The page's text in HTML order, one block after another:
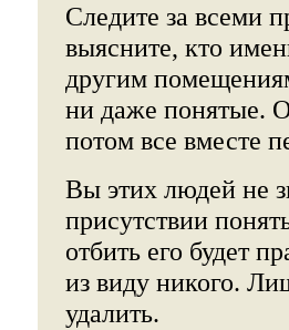
Следите за всеми
выясните, кто
другим
ни даже понятые.
потом все вместе
Вы этих людей не
присутствии
отбить его будет
из виду никого.
удалить.